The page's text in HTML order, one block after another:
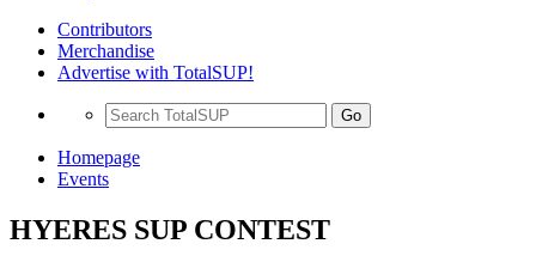
Contributors
Merchandise
Advertise with TotalSUP!
Go
Homepage
Events
HYERES SUP CONTEST